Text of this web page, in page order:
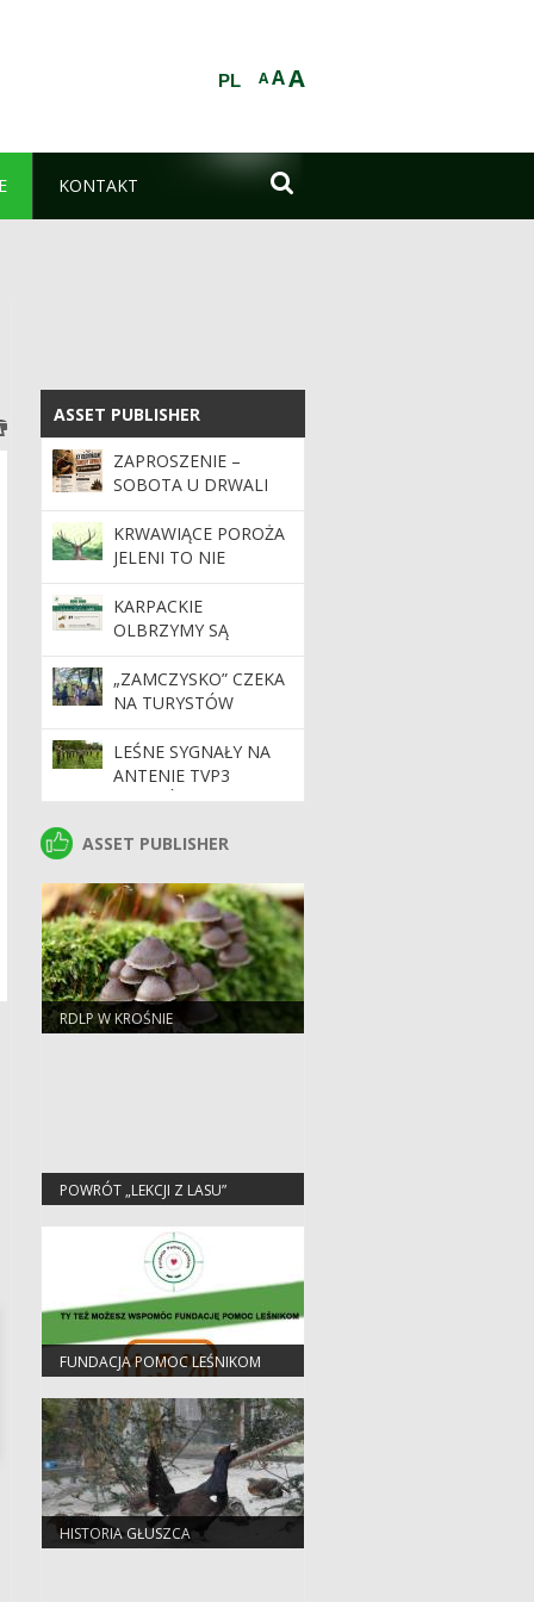
AAA
PL
KONTAKT 
ASSET PUBLISHER
ASSET PUBLISHER
ZAPROSZENIE –
SOBOTA U DRWALI
KRWAWIĄCE POROŻA
JELENI TO NIE
TRAGEDIA
KARPACKIE
OLBRZYMY SĄ
BEZPIECZNE!
„ZAMCZYSKO” CZEKA
NA TURYSTÓW
LEŚNE SYGNAŁY NA
ANTENIE TVP3
RZESZÓW
ASSET PUBLISHER
ASSET PUBLISHER
RDLP W KROŚNIE
POWRÓT „LEKCJI Z LASU”
FUNDACJA POMOC LEŚNIKOM
HISTORIA GŁUSZCA